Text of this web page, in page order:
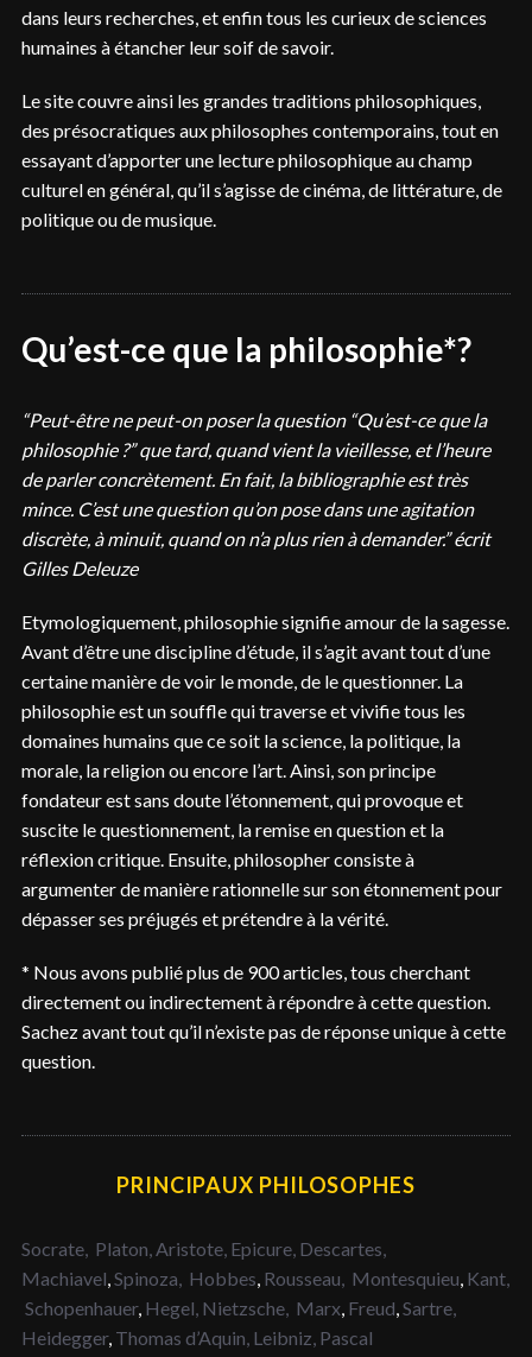
dans leurs recherches, et enfin tous les curieux de sciences
humaines à étancher leur soif de savoir.
Le site couvre ainsi les grandes traditions philosophiques,
des présocratiques aux philosophes contemporains, tout en
essayant d’apporter une lecture philosophique au champ
culturel en général, qu’il s’agisse de cinéma, de littérature, de
politique ou de musique.
Qu’est-ce que la philosophie*?
“Peut-être ne peut-on poser la question “Qu’est-ce que la
philosophie ?” que tard, quand vient la vieillesse, et l’heure
de parler concrètement. En fait, la bibliographie est très
mince. C’est une question qu’on pose dans une agitation
discrète, à minuit, quand on n’a plus rien à demander.” écrit
Gilles Deleuze
Etymologiquement, philosophie signifie amour de la sagesse.
Avant d’être une discipline d’étude, il s’agit avant tout d’une
certaine manière de voir le monde, de le questionner. La
philosophie est un souffle qui traverse et vivifie tous les
domaines humains que ce soit la science, la politique, la
morale, la religion ou encore l’art. Ainsi, son principe
fondateur est sans doute l’étonnement, qui provoque et
suscite le questionnement, la remise en question et la
réflexion critique. Ensuite, philosopher consiste à
argumenter de manière rationnelle sur son étonnement pour
dépasser ses préjugés et prétendre à la vérité.
* Nous avons publié plus de 900 articles, tous cherchant
directement ou indirectement à répondre à cette question.
Sachez avant tout qu’il n’existe pas de réponse unique à cette
question.
PRINCIPAUX PHILOSOPHES
Socrate, Platon,Aristote, Epicure, Descartes,
Machiavel,Spinoza, Hobbes, Rousseau, Montesquieu, Kant,
Schopenhauer, Hegel, Nietzsche, Marx, Freud,Sartre,
Heidegger, Thomas d’Aquin, Leibniz, Pascal